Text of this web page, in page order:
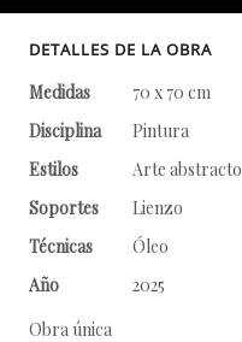
DETALLES DE LA OBRA
Medidas
70 x 70 cm
Disciplina
Pintura
Estilos
Arte abstracto
Soportes
Lienzo
Técnicas
Óleo
Año
2025
Obra única